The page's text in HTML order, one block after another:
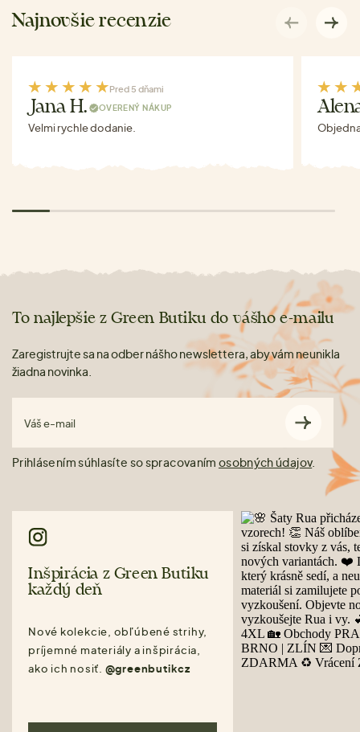
Najnovšie recenzie
Pred 5 dňami
Jana H. OVERENÝ NÁKUP
Velmi rychle dodanie.
To najlepšie z Green Butiku do vášho e-mailu
Zaregistrujte sa na odber nášho newslettera, aby vám neunikla
žiadna novinka.
Váš e-mail
Prihlásením súhlasíte so spracovaním osobných údajov.
Inšpirácia z Green Butiku
každý deň
Nové kolekcie, obľúbené strihy,
príjemné materiály a inšpirácia,
ako ich nosiť. @greenbutikcz